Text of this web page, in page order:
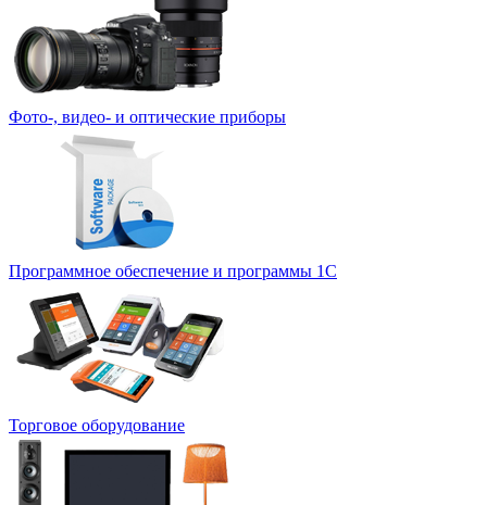
Фото-, видео- и оптические приборы
Программное обеспечение и программы 1С
Торговое оборудование